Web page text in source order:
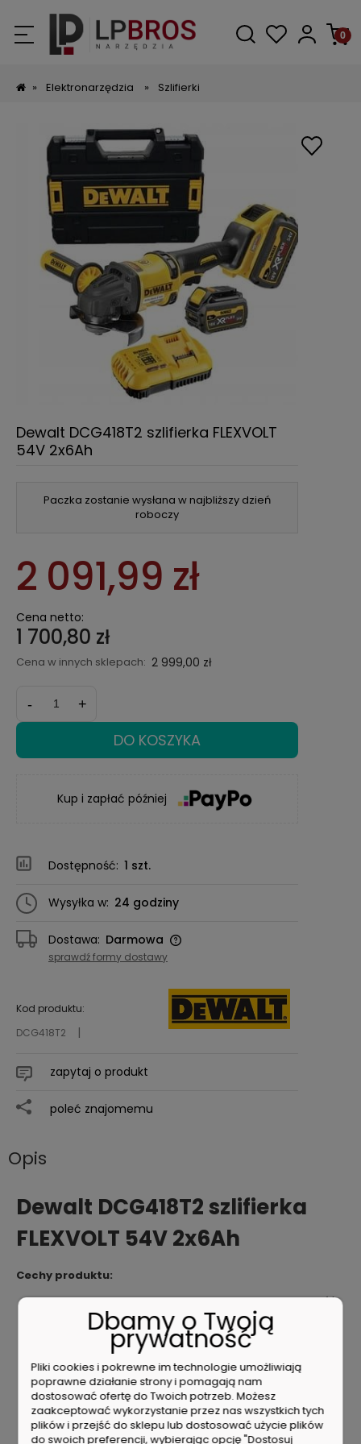
» Elektronarzędzia » Szlifierki
Paczka zostanie wysłana w najbliższy dzień
roboczy
Dewalt DCG418T2 szlifierka FLEXVOLT
54V 2x6Ah
2 091,99 zł
Cena netto:
1 700,80 zł
Cena w innych sklepach: 2 999,00 zł
- +
DO KOSZYKA
Kup i zapłać później
Dostępność: 1 szt.
Wysyłka w: 24 godziny
Dostawa: Darmowa
Cena nie zawiera ewentualnych kosztów
sprawdź formy dostawy
Kod produktu:
DCG418T2
zapytaj o produkt
poleć znajomemu
Opis
Dewalt DCG418T2 szlifierka
FLEXVOLT 54V 2x6Ah
Cechy produktu:
Silnik bezszczotkowy 54 V zapewnia lepszą wydajność
w wymagających zastosowaniach
Elektroniczny hamulec szybko zatrzymuje koło po
zwolnieniu spustu
Elektroniczne sprzęgło ogranicza reakcję odrzutu w
przypadku ściśnięcia lub przeciągnięcia
Siatkowa osłona nad wlotami powietrza ogranicza
zasysanie pyłu przez silnik
Gumowa osłona zapewnia lepszą przyczepność i
Dbamy o Twoją
prywatność
Pliki cookies i pokrewne im technologie umożliwiają
poprawne działanie strony i pomagają nam
dostosować ofertę do Twoich potrzeb. Możesz
zaakceptować wykorzystanie przez nas wszystkich tych
plików i przejść do sklepu lub dostosować użycie plików
do swoich preferencji, wybierając opcję "Dostosuj